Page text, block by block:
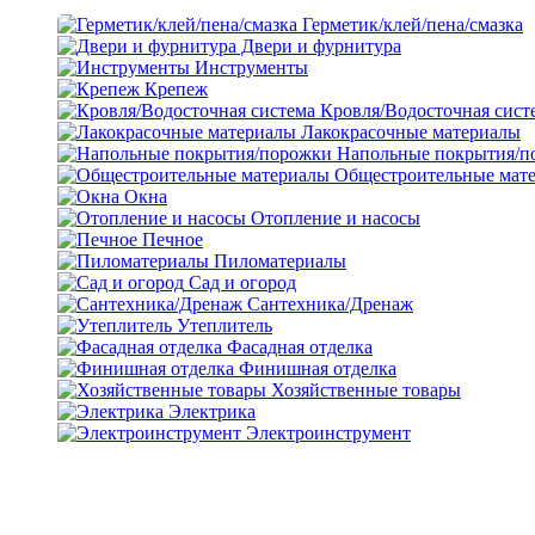
Герметик/клей/пена/смазка
Двери и фурнитура
Инструменты
Крепеж
Кровля/Водосточная
Лакокрасочные материалы
Напольные покрытия/
Общестроительные
Окна
Отопление и насосы
Печное
Пиломатериалы
Сад и огород
Сантехника/Дренаж
Утеплитель
Фасадная отделка
Финишная отделка
Хозяйственные товары
Электрика
Электроинструмент